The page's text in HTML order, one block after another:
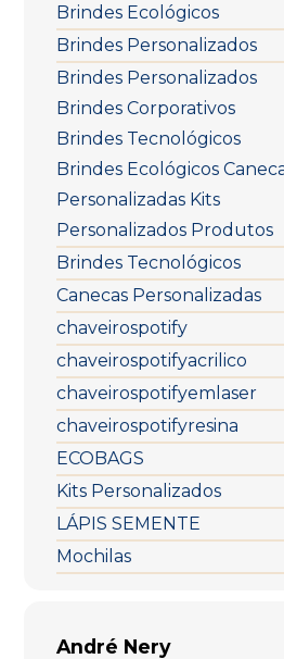
Brindes Ecológicos
Brindes Personalizados
Brindes Personalizados
Brindes Corporativos
Brindes Tecnológicos
Brindes Ecológicos
Personalizadas Kits
Personalizados Produtos
Brindes Tecnológicos
Canecas Personalizadas
chaveirospotify
chaveirospotifyacrilico
chaveirospotifyemlaser
chaveirospotifyresina
ECOBAGS
Kits Personalizados
LÁPIS SEMENTE
Mochilas
André Nery